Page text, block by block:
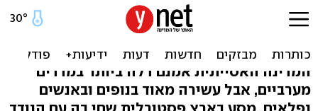
מונגוליה: לטייל במרחבים של
"ארץ בראשית"
המדינה האסייתית אמנם דלה ביותר במדדים
מערביים, אבל עשירה מאוד בנופים ובאנשים
נפלאים. מסע בארץ פסטורלית שחי בה עם הנודד